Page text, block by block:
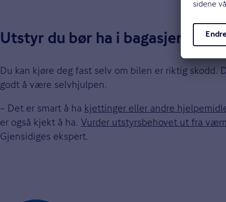
Utstyr du bør ha i
Du kan kjøre deg fast selv om bilen er riktig
godt å være selvhjulpen.
– Det er smart å ha kjettinger eller andre
er også kjekt å ha. Vurder utstyrsbehovet ut fra
Gjensidiges ekspert.